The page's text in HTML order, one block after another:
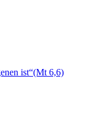
ist“(Mt 6,6)